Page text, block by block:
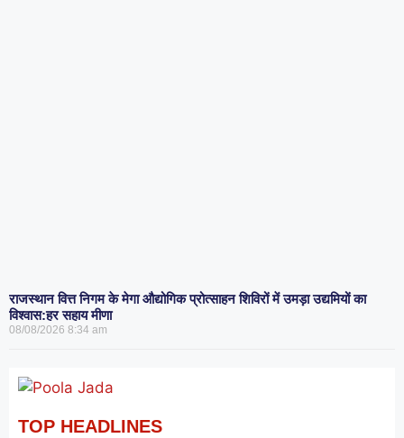
राजस्थान वित्त निगम के मेगा औद्योगिक प्रोत्साहन शिविरों में उमड़ा उद्यमियों का
विश्वास:हर सहाय मीणा
08/08/2026 8:34 am
TOP HEADLINES